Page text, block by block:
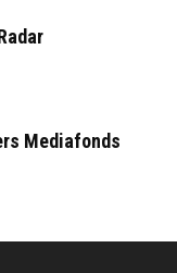
Mediafonds